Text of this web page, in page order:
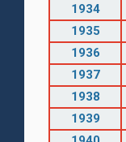
1934
1935
1936
1937
1938
1939